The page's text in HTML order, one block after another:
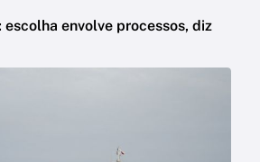
escolha envolve processos, diz